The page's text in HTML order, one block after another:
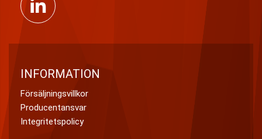
INFORMATION
Försäljningsvillkor
Producentansvar
Integritetspolicy